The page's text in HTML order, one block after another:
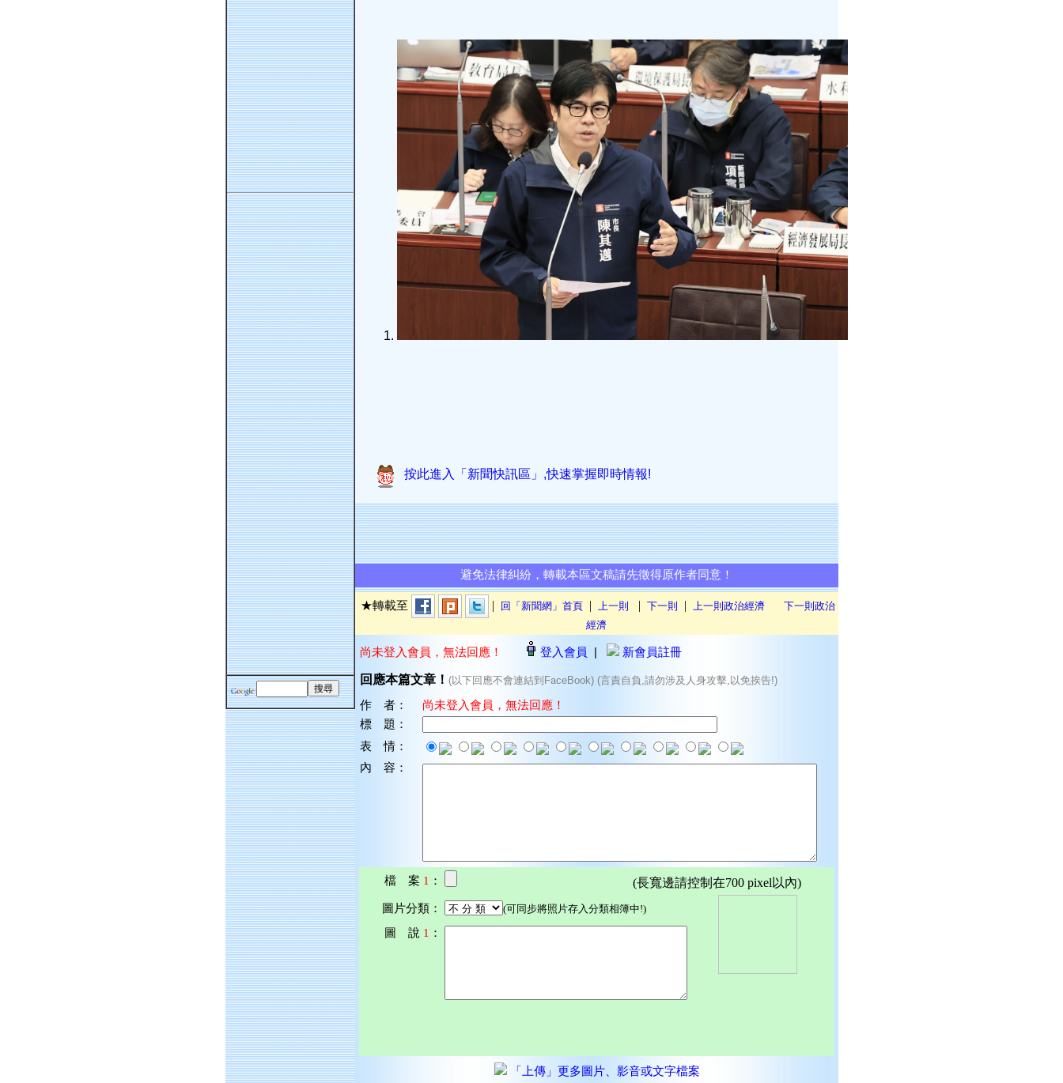
按此進入「新聞快訊區」,快速掌握即時情報!
避免法律糾紛，轉載本區文稿請先徵得原作者同意！
★轉載至 | 回「新聞網」首頁 | 上一則 | 下一則 | 上一則政治經濟
下一則政治
經濟
尚未登入會員，無法回應！ 登入會員 | 新會員註冊
回應本篇文章！ (以下回應不會連結到FaceBook) (言責自負,請勿涉及人身攻擊,以免挨告!)
作 者：
尚未登入會員，無法回應！
標 題：
表 情：
內 容：
檔 案 1 ： (長寬邊請控制在700 pixel以內)
圖片分類： (可同步將照片存入分類相簿中!)
圖 說 1 ：
「上傳」更多圖片、影音或文字檔案